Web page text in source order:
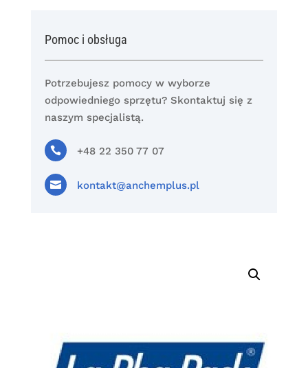
Pomoc i obsługa
Potrzebujesz pomocy w wyborze
odpowiedniego sprzętu? Skontaktuj się z
naszym specjalistą.
 +48 22 350 77 07
 kontakt@anchemplus.pl